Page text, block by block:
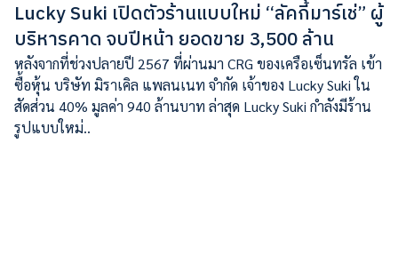
Lucky Suki เปิดตัวร้านแบบใหม่ “ลัคกี้มาร์เช่” ผู้
บริหารคาด จบปีหน้า ยอดขาย 3,500 ล้าน
หลังจากที่ช่วงปลายปี 2567 ที่ผ่านมา CRG ของเครือเซ็นทรัล เข้า
ซื้อหุ้น บริษัท มิราเคิล แพลนเนท จำกัด เจ้าของ Lucky Suki ใน
สัดส่วน 40% มูลค่า 940 ล้านบาท ล่าสุด Lucky Suki กำลังมีร้าน
รูปแบบใหม่..